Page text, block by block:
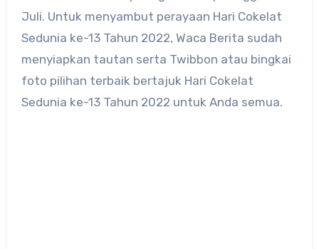
Juli. Untuk menyambut perayaan Hari Cokelat
Sedunia ke-13 Tahun 2022, Waca Berita sudah
menyiapkan tautan serta Twibbon atau bingkai
foto pilihan terbaik bertajuk Hari Cokelat
Sedunia ke-13 Tahun 2022 untuk Anda semua.